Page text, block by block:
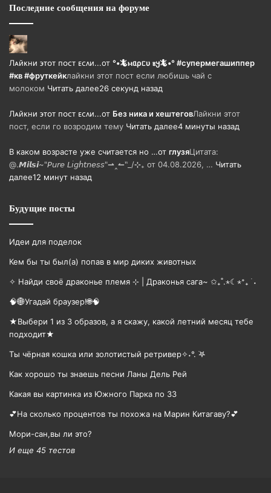
Последние сообщения на форуме
Лᴀйᴋни ϶ᴛᴏᴛ ᴨᴏᴄᴛ ᴇᴄᴧи...от °•🦎ⲙᥲρᥴυ ⲃ𐔤🦎•° #супермегашиппер
#кв #фруткейклайкни этот пост если любишь чай с
молоком Читать далее26 секунд назад
Лᴀйᴋни ϶ᴛᴏᴛ ᴨᴏᴄᴛ ᴇᴄᴧи...от Без ника и хештеговЛайкни этот
пост, если го возродим тему Читать далее4 минуты назад
В каком возрасте уже считается но …от глузяЦитата:
@.𝙈𝙞𝙡𝙨𝙞~"𝘗𝘶𝘳𝘦 𝘓𝘪𝘨𝘩𝘵𝘯𝘦𝘴𝘴"⇀‸↼‶_/⊹₊ от 04.08.2026, … Читать
далее12 минут назад
Будущие посты
Идеи для поделок
Кем бы ты был(а) попав в мир диких животных
✧ Найди своё драконье племя ⊹ | Драконья сага~ ✩₊˚.⋆☾⋆⁺₊ ࣪ ˖
🧠🌐Угадай браузер!🌐🧠
★Выбери 1 из 3 образов, а я скажу, какой летний месяц тебе
подходит★
Ты чёрная кошка или золотистый ретривер✧˖°. ࣪𖤐
Как хорошо ты знаешь песни Ланы Дель Рей
Какая вы картинка из Южного Парка по ЗЗ
💕На сколько процентов ты похожа на Марин Китагаву?💕
Мори-сан,вы ли это?
И еще 45 тестов